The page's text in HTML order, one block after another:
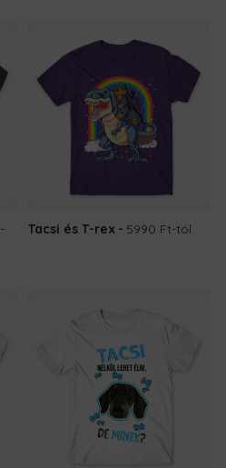
-
Tacsi és T-rex 5990 Ft-tól